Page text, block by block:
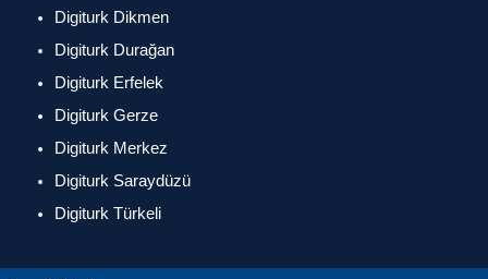
Digiturk Dikmen
Digiturk Durağan
Digiturk Erfelek
Digiturk Gerze
Digiturk Merkez
Digiturk Saraydüzü
Digiturk Türkeli